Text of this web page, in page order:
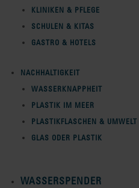
KLINIKEN & PFLEGE
SCHULEN & KITAS
GASTRO & HOTELS
NACHHALTIGKEIT
WASSERKNAPPHEIT
PLASTIK IM MEER
PLASTIKFLASCHEN & UMWELT
GLAS ODER PLASTIK
WASSERSPENDER